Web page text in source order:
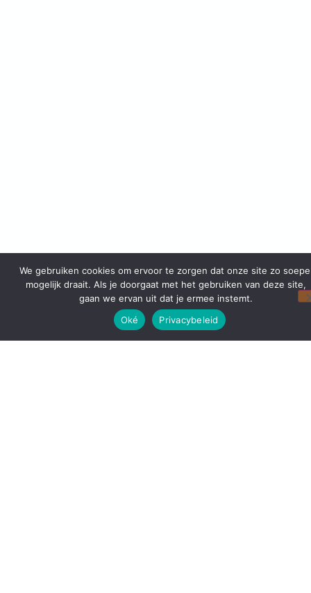
We gebruiken cookies om ervoor te zorgen dat onze site zo
mogelijk draait. Als je doorgaat met het gebruiken van deze site,
gaan we ervan uit dat je ermee instemt.
Oké
Privacybeleid